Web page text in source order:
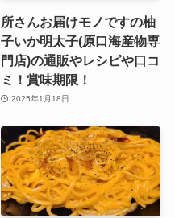
所さんお届けモノですの柚
子いか明太子(原口海産物専
門店)の通販やレシピや口コ
ミ！賞味期限！
2025年1月18日